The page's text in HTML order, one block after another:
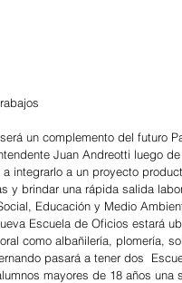
un complemento del futuro
Juan Andreotti luego
integrarlo a un proyecto
y brindar una rápida salida
Educación y Medio
Escuela de Oficios estará
como albañilería, plomería,
pasará a tener dos
mayores de 18 años una